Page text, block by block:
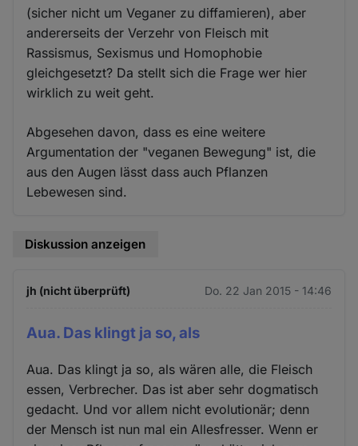
(sicher nicht um Veganer zu diffamieren), aber
andererseits der Verzehr von Fleisch mit
Rassismus, Sexismus und Homophobie
gleichgesetzt? Da stellt sich die Frage wer hier
wirklich zu weit geht.
Abgesehen davon, dass es eine weitere
Argumentation der "veganen Bewegung" ist, die
aus den Augen lässt dass auch Pflanzen
Lebewesen sind.
Diskussion anzeigen
jh (nicht überprüft) Do. 22 Jan 2015 - 14:46
Aua. Das klingt ja so, als
Aua. Das klingt ja so, als wären alle, die Fleisch
essen, Verbrecher. Das ist aber sehr dogmatisch
gedacht. Und vor allem nicht evolutionär; denn
der Mensch ist nun mal ein Allesfresser. Wenn er